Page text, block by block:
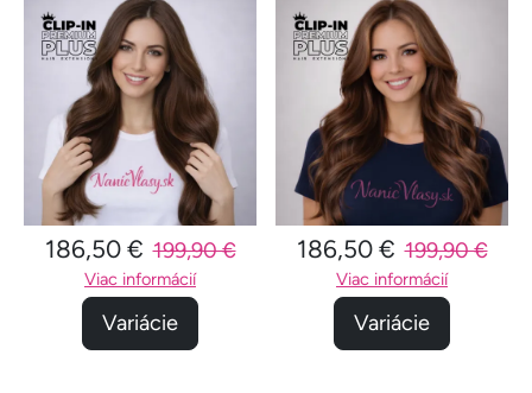
186,50 € 199,90 €
Viac informácií
Variácie
186,50 € 199,90 €
Viac informácií
Variácie